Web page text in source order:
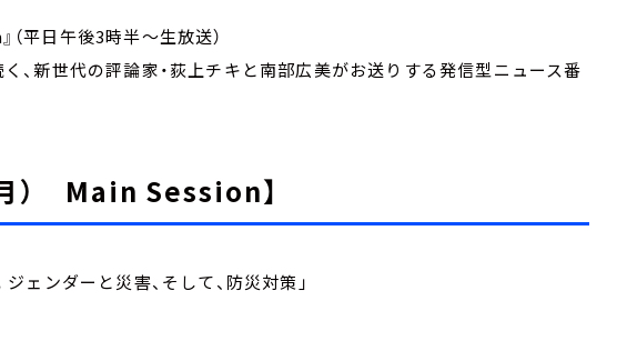
平日午後3時半～生放送）
く、新世代の評論家・荻上チキと南部広美がお送りする発信型ニュース番
） Main Session】
ェンダーと災害、そして、防災対策」